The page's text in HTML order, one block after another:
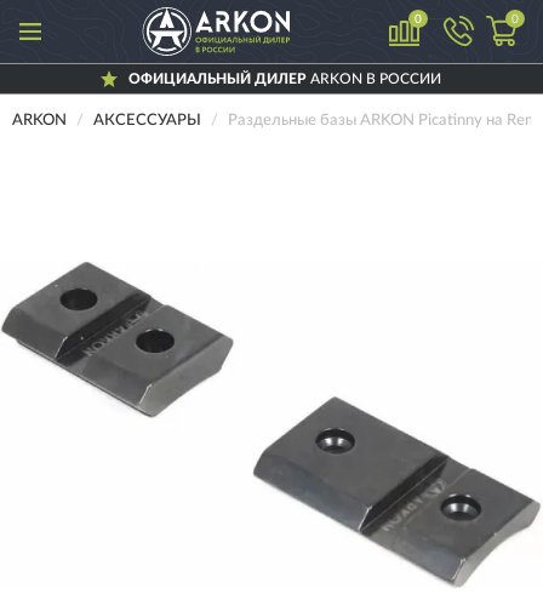
0 0
ОФИЦИАЛЬНЫЙ ДИЛЕРARKON В РОССИИ
ARKON АКСЕССУАРЫ Раздельные базы ARKON Picatinny на